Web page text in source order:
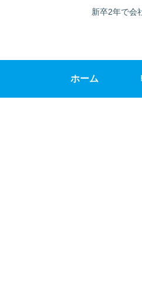
新卒2年で会
ホーム